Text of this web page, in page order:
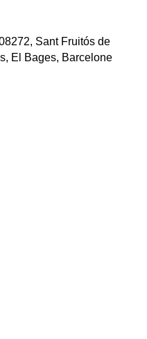
Sant Fruitós de
El Bages, Barcelone